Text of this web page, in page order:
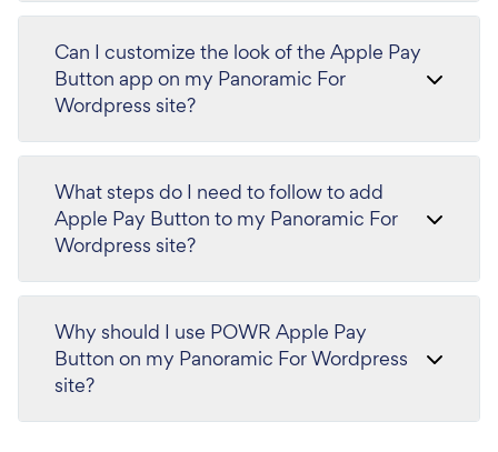
Can I customize the look of the Apple Pay
Button app on my Panoramic For
Wordpress site?
What steps do I need to follow to add
Apple Pay Button to my Panoramic For
Wordpress site?
Why should I use POWR Apple Pay
Button on my Panoramic For Wordpress
site?